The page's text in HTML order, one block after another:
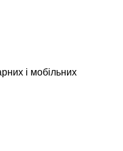
і мобільних